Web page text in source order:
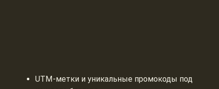
UTM‑метки и уникальные промокоды под